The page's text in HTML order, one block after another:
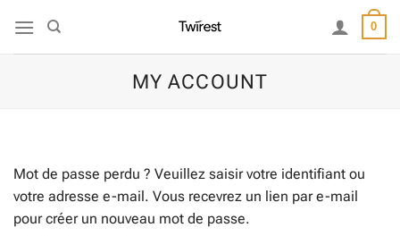
contenu
0
MY ACCOUNT
Mot de passe perdu ? Veuillez saisir votre identifiant ou
votre adresse e-mail. Vous recevrez un lien par e-mail
pour créer un nouveau mot de passe.